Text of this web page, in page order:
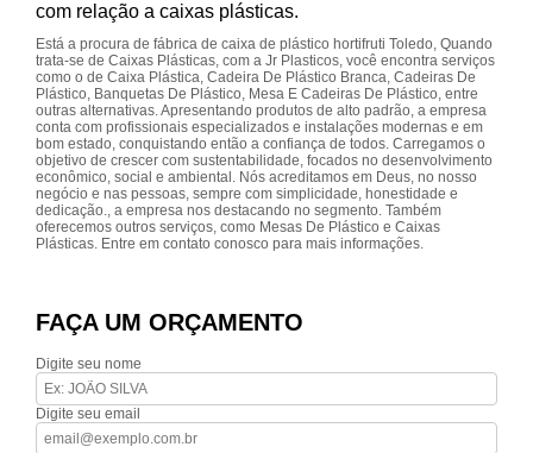
com relação a caixas plásticas.
Está a procura de fábrica de caixa de plástico hortifruti Toledo, Quando
trata-se de Caixas Plásticas, com a Jr Plasticos, você encontra serviços
como o de Caixa Plástica, Cadeira De Plástico Branca, Cadeiras De
Plástico, Banquetas De Plástico, Mesa E Cadeiras De Plástico, entre
outras alternativas. Apresentando produtos de alto padrão, a empresa
conta com profissionais especializados e instalações modernas e em
bom estado, conquistando então a confiança de todos. Carregamos o
objetivo de crescer com sustentabilidade, focados no desenvolvimento
econômico, social e ambiental. Nós acreditamos em Deus, no nosso
negócio e nas pessoas, sempre com simplicidade, honestidade e
dedicação., a empresa nos destacando no segmento. Também
oferecemos outros serviços, como Mesas De Plástico e Caixas
Plásticas. Entre em contato conosco para mais informações.
FAÇA UM ORÇAMENTO
Digite seu nome
Digite seu email